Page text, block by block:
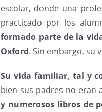
escolar, donde una
practicado por los
formado parte de la
Oxford. Sin embargo, su
Su vida familiar, tal y
bien sus padres no eran
y numerosos libros de